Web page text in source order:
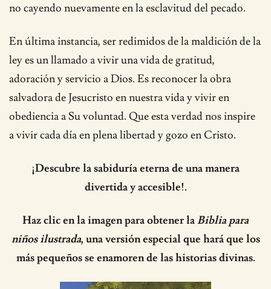
no cayendo nuevamente en la esclavitud del pecado.
En última instancia, ser redimidos de la maldición de la
ley es un llamado a vivir una vida de gratitud,
adoración y servicio a Dios. Es reconocer la obra
salvadora de Jesucristo en nuestra vida y vivir en
obediencia a Su voluntad. Que esta verdad nos inspire
a vivir cada día en plena libertad y gozo en Cristo.
¡Descubre la sabiduría eterna de una manera
divertida y accesible!.
Haz clic en la imagen para obtener laBiblia para
niños ilustrada, una versión especial que hará que los
más pequeños se enamoren de las historias divinas.